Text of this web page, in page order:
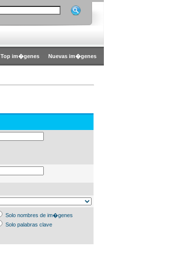
Top im�genes Nuevas im�genes
Solo nombres de im�genes
Solo palabras clave